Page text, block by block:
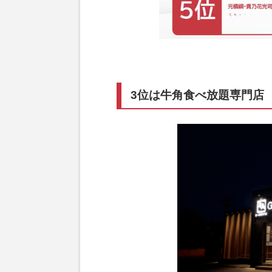
3位は牛角食べ放題専門店